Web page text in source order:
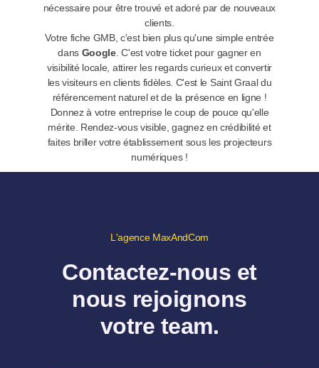
nécessaire pour être trouvé et adoré par de nouveaux
clients.
Votre fiche GMB, c'est bien plus qu'une simple entrée
dans Google. C'est votre ticket pour gagner en
visibilité locale, attirer les regards curieux et convertir
les visiteurs en clients fidèles. C'est le Saint Graal du
référencement naturel et de la présence en ligne !
Donnez à votre entreprise le coup de pouce qu'elle
mérite. Rendez-vous visible, gagnez en crédibilité et
faites briller votre établissement sous les projecteurs
numériques !
L'agence MaxAndCom
Contactez-nous et
nous rejoignons
votre team.